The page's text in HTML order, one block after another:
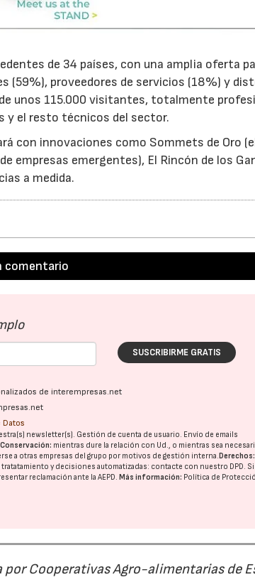
de 34 países, con una amplia oferta
proveedores de servicios (18%) y
unos 115.000 visitantes, totalmente
y el resto técnicos del sector.
con innovaciones como Sommets de Oro
empresas emergentes), El Rincón de los
a medida.
comentario
SUSCRIBIRME GRATIS
de interempresas.net
Datos
newsletter(s). Gestión de cuenta de usuario. Envío de emails
Conservación: mientras dure la relación con Ud., o mientras sea
a otras empresas del grupo por motivos de gestión interna.Derechos:
y decisiones automatizadas: contacte con nuestro DPD. Si
reclamación ante laAEPD.Más información: Política de
Cooperativas Agro-alimentarias de